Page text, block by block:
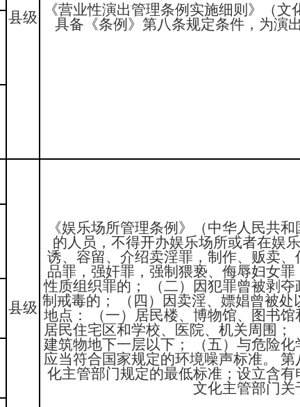
县级
《营业性演出管理条例实施细则》（
具备《条例》第八条规定条件，为演
县级
《娱乐场所管理条例》（中华人民共
的人员，不得开办娱乐场所或者在娱
诱、容留、介绍卖淫罪，制作、贩卖
品罪，强奸罪，强制猥亵、侮辱妇女
性质组织罪的； （二）因犯罪曾被剥
制戒毒的； （四）因卖淫、嫖娼曾被
地点： （一）居民楼、博物馆、图书
居民住宅区和学校、医院、机关周围
建筑物地下一层以下； （五）与危险
应当符合国家规定的环境噪声标准。
化主管部门规定的最低标准；设立含
文化主管部门关